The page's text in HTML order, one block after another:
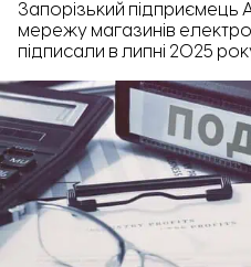
Запорізький підприємець
мережу магазинів
підписали в липні 2025